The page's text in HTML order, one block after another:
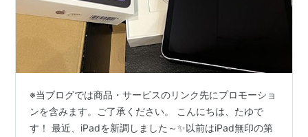
※当ブログでは商品・サービスのリンク先にプロモーショ
ンを含みます。ご了承ください。 こんにちは、たゆで
す！ 最近、iPadを新調しました～✨以前はiPad無印の第